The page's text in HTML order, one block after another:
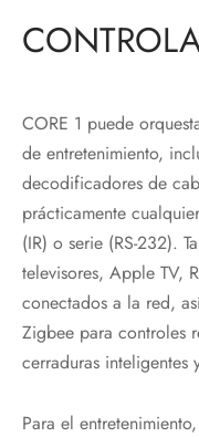
CORE 1 puede
de entretenimiento,
decodificadores de
prácticamente
(IR) o serie (RS-232).
televisores, Apple TV,
conectados a la red,
Zigbee para controles
cerraduras inteligentes
Para el